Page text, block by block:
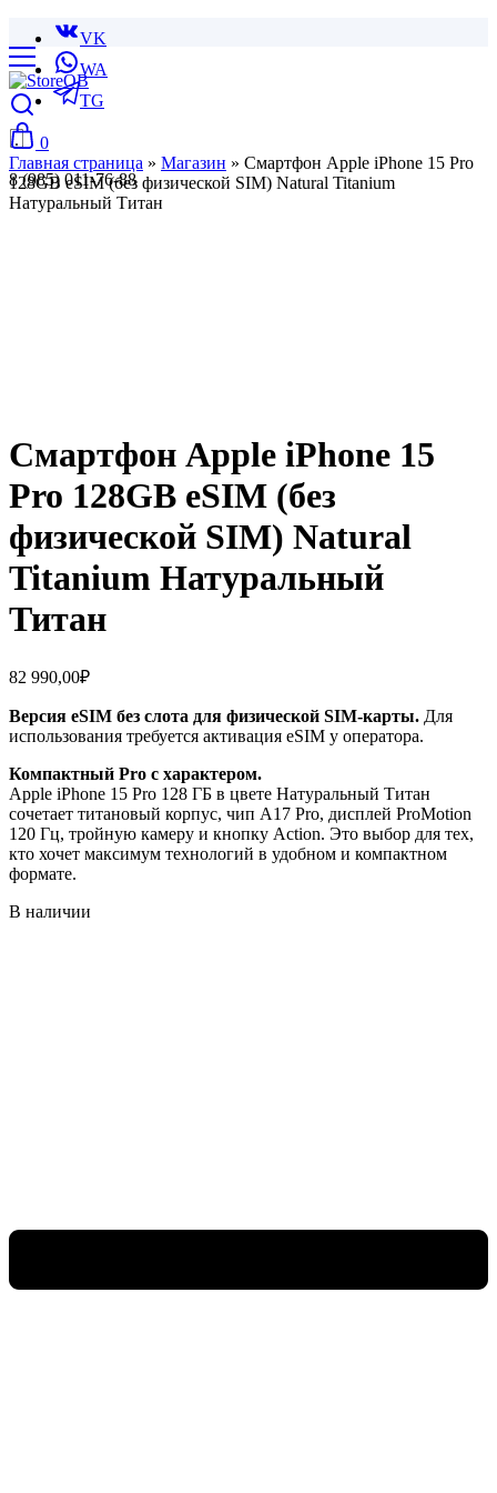
VK
WA
TG
8 (985) 011-76-88
0
Главная страница » Магазин » Смартфон Apple iPhone 15 Pro
128GB eSIM (без физической SIM) Natural Titanium
Натуральный Титан
Смартфон Apple iPhone 15
Pro 128GB eSIM (без
физической SIM) Natural
Titanium Натуральный
Титан
82 990,00₽
Версия eSIM без слота для физической SIM-карты. Для
использования требуется активация eSIM у оператора.
Компактный Pro с характером.
Apple iPhone 15 Pro 128 ГБ в цвете Натуральный Титан
сочетает титановый корпус, чип A17 Pro, дисплей ProMotion
120 Гц, тройную камеру и кнопку Action. Это выбор для тех,
кто хочет максимум технологий в удобном и компактном
формате.
В наличии